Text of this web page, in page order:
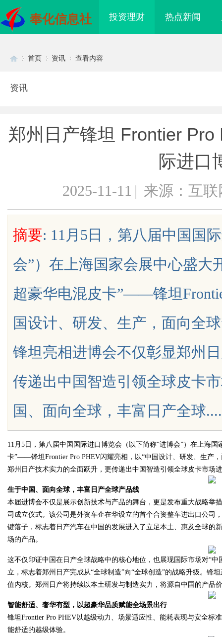
奉化信息社 投资理财 热点新闻
uz
Bo
首页 资讯 查看内容
资讯
郑州日产锋坦 Frontier
际进口
2025-11-11 | 来源：互联
摘要: 11月5日，第八届中国国
会”）在上海国家会展中心盛大
超豪华电混皮卡”——锋坦
国设计、研发、生产，面向全
锋坦亮相进博会不仅彰显郑州
传递出中国智造引领全球皮卡
国、面向全球，丰富日产全球
11月5日，第八届中国国际进口博览会（以下简称“进博会”）在上海
卡”——锋坦Frontier Pro PHEV闪耀亮相，以“中国设计、研发、生产
郑州日产技术实力的全面跃升，更传递出中国智造引领全球皮卡市场
生于中国 、 面向全球， 丰富日产全球产品线
本届进博会不仅是展示创新技术与产品的舞台，更是发布重大战略举
司成立仪式。该公司是外资车企在华设立的首个合资整车进出口公司
键落子，标志着日产汽车在中国的发展进入了立足本土、惠及全球的
场的产品。
这不仅印证中国在日产全球战略中的核心地位，也展现国际市场对“
立，标志着郑州日产完成从“全球制造”向“全球创造”的战略升级。锋
值内核。郑州日产将持续以本土研发与制造实力，将源自中国的产品
智能舒适、奢华有型 ， 以超豪华品质赋能全场景出行
锋坦Frontier Pro PHEV以越级动力、场景适应性、能耗表现与安全
能舒适的越级体验。
你整张脸的点睛之
气质加分项